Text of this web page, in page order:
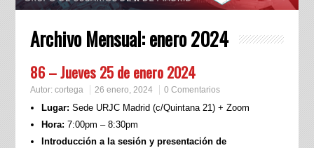
Archivo Mensual:enero 2024
86 – Jueves 25 de enero 2024
Autor: cortega 26 enero, 2024 0 Comentarios
Lugar: Sede URJC Madrid (c/Quintana 21) + Zoom
Hora: 7:00pm – 8:30pm
Introducción a la sesión y presentación de